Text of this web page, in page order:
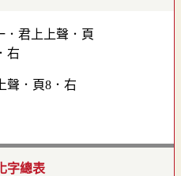
聲．頁8．右
字總表